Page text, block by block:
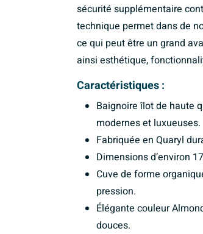
sécurité supplémentaire
technique permet dans de
ce qui peut être un grand
ainsi esthétique,
Caractéristiques :
Baignoire îlot de haute
modernes et luxueuses.
Fabriquée en Quaryl
Dimensions d’environ
Cuve de forme
pression.
Élégante couleur
douces.